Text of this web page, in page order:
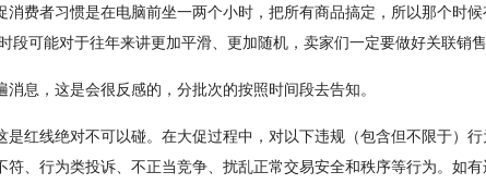
费者习惯是在电脑前坐一两个小时，把所有商品搞定，所以那个时
可能对于往年来讲更加平滑、更加随机，卖家们一定要做好关联销售
息，这是会很反感的，分批次的按照时间段去告知。
红线绝对不可以碰。在大促过程中，对以下违规（包含但不限于）
、行为类投诉、不正当竞争、扰乱正常交易安全和秩序等行为。如